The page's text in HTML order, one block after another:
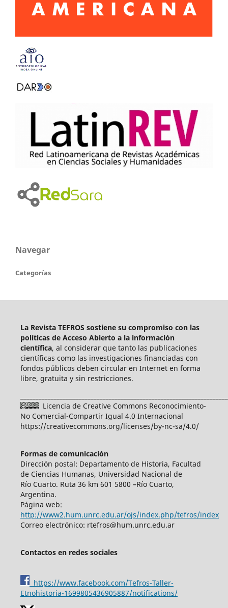
Navegar
Categorías
La Revista TEFROS sostiene su compromiso con las
políticas de Acceso Abierto a la información
científica, al considerar que tanto las publicaciones
científicas como las investigaciones financiadas con
fondos públicos deben circular en Internet en forma
libre, gratuita y sin restricciones.
Licencia de Creative Commons Reconocimiento-
No Comercial-Compartir Igual 4.0 Internacional
https://creativecommons.org/licenses/by-nc-sa/4.0/
Formas de comunicación
Dirección postal: Departamento de Historia, Facultad
de Ciencias Humanas, Universidad Nacional de
Río Cuarto. Ruta 36 km 601 5800 –Río Cuarto,
Argentina.
Página web:
http://www2.hum.unrc.edu.ar/ojs/index.php/tefros/index
Correo electrónico: rtefros@hum.unrc.edu.ar
Contactos en redes sociales
https://www.facebook.com/Tefros-Taller-
Etnohistoria-1699805436905887/notifications/